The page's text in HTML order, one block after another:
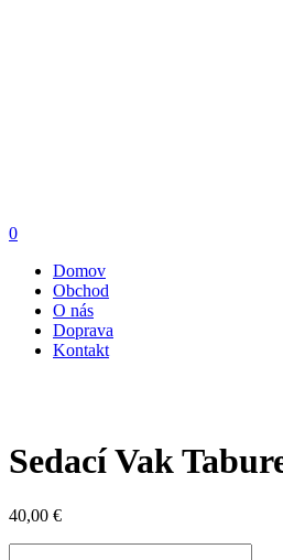
0
Domov
Obchod
O nás
Doprava
Kontakt
Sedací Vak
40,00 €